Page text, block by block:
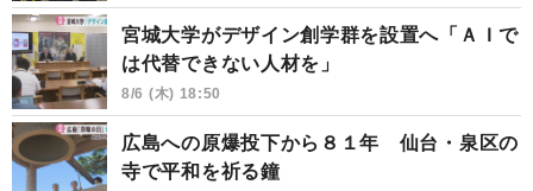
宮城大学がデザイン創学群を設置へ「ＡＩで
は代替できない人材を」
8/6 (木) 18:50
広島への原爆投下から８１年 仙台・泉区の
寺で平和を祈る鐘